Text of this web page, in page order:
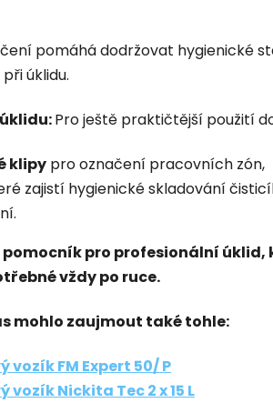
pomáhá dodržovat hygienické
úklidu.
Pro ještě praktičtější použití
klipy pro označení pracovních zón,
zajistí hygienické skladování
pro profesionální
vždy po ruce.
mohlo zaujmout také tohle:
vozík FM Expert 50/ P
vozík Nickita Tec 2 x 15 L